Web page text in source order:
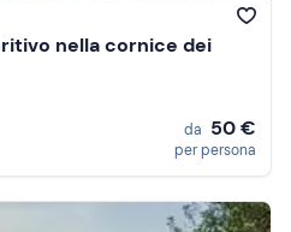
nella cornice dei
da 50 €
per persona